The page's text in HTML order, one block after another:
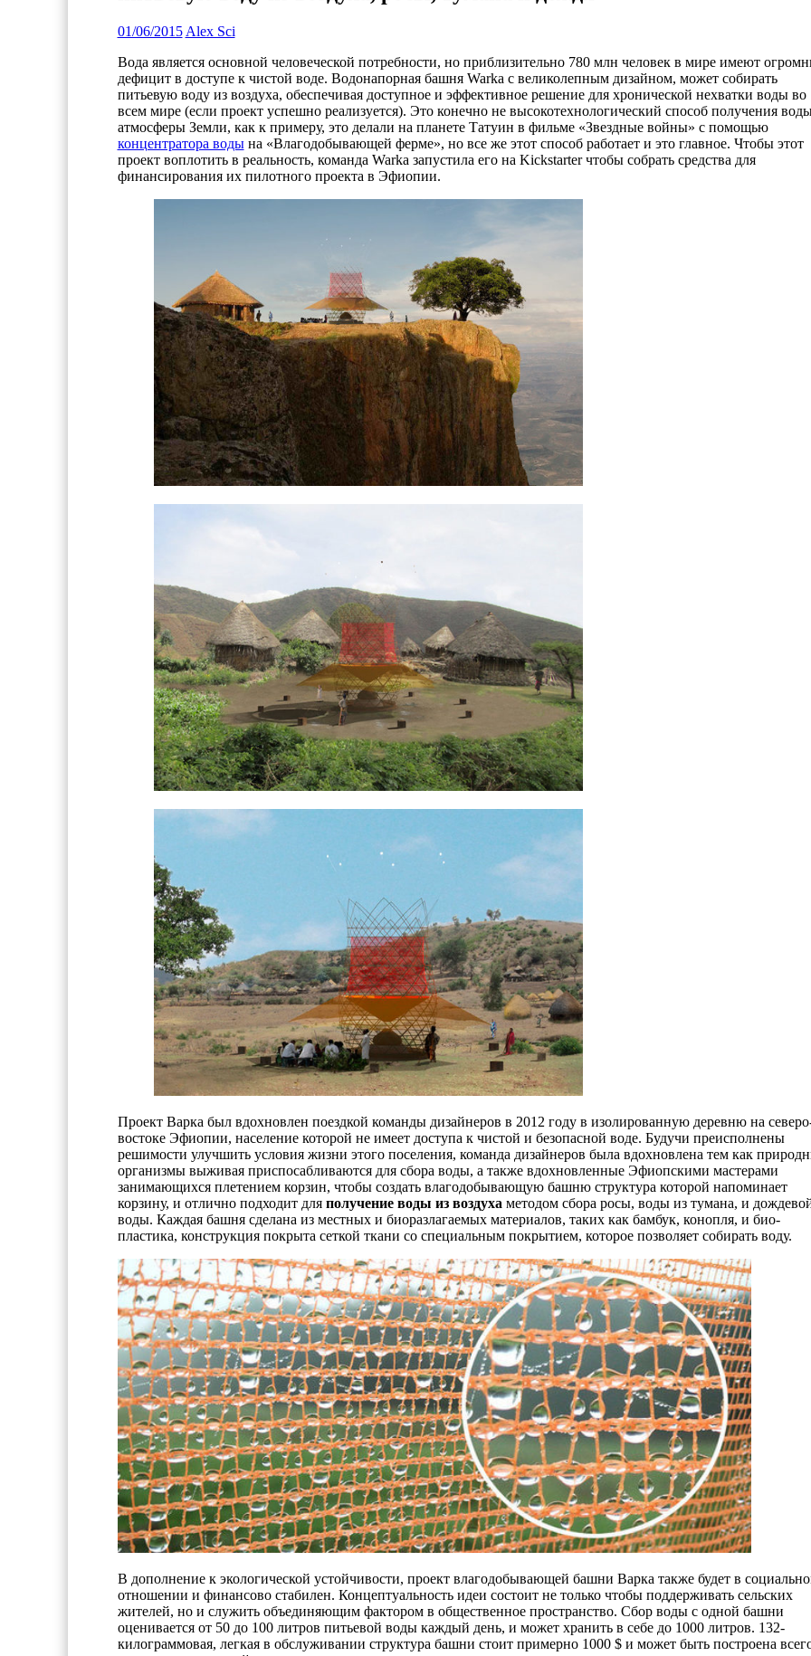
01/06/2015 Alex Sci
Вода является основной человеческой потребности, но приблизительно 780 млн человек в мире имеют
дефицит в доступе к чистой воде. Водонапорная башня Warka с великолепным дизайном, может собирать
питьевую воду из воздуха, обеспечивая доступное и эффективное решение для хронической нехватки воды во
всем мире (если проект успешно реализуется). Это конечно не высокотехнологический способ получения
атмосферы Земли, как к примеру, это делали на планете Татуин в фильме «Звездные войны» с помощью
концентратора водына «Влагодобывающей ферме», но все же этот способ работает и это главное. Чтобы этот
проект воплотить в реальность, команда Warka запустила его на Kickstarter чтобы собрать средства для
финансирования их пилотного проекта в Эфиопии.
Проект Варка был вдохновлен поездкой команды дизайнеров в 2012 году в изолированную деревню на
востоке Эфиопии, население которой не имеет доступа к чистой и безопасной воде. Будучи преисполнены
решимости улучшить условия жизни этого поселения, команда дизайнеров была вдохновлена тем как
организмы выживая приспосабливаются для сбора воды, а также вдохновленные Эфиопскими мастерами
занимающихся плетением корзин, чтобы создать влагодобывающую башню структура которой напоминает
корзину, и отлично подходит для получение воды из воздуха методом сбора росы, воды из тумана, и
воды. Каждая башня сделана из местных и биоразлагаемых материалов, таких как бамбук, конопля, и био-
пластика, конструкция покрыта сеткой ткани со специальным покрытием, которое позволяет собирать воду.
В дополнение к экологической устойчивости, проект влагодобывающей башни Варка также будет в
отношении и финансово стабилен. Концептуальность идеи состоит не только чтобы поддерживать сельских
жителей, но и служить объединяющим фактором в общественное пространство. Сбор воды с одной башни
оценивается от 50 до 100 литров питьевой воды каждый день, и может хранить в себе до 1000 литров. 132-
килограммовая, легкая в обслуживании структура башни стоит примерно 1000 $ и может быть построена